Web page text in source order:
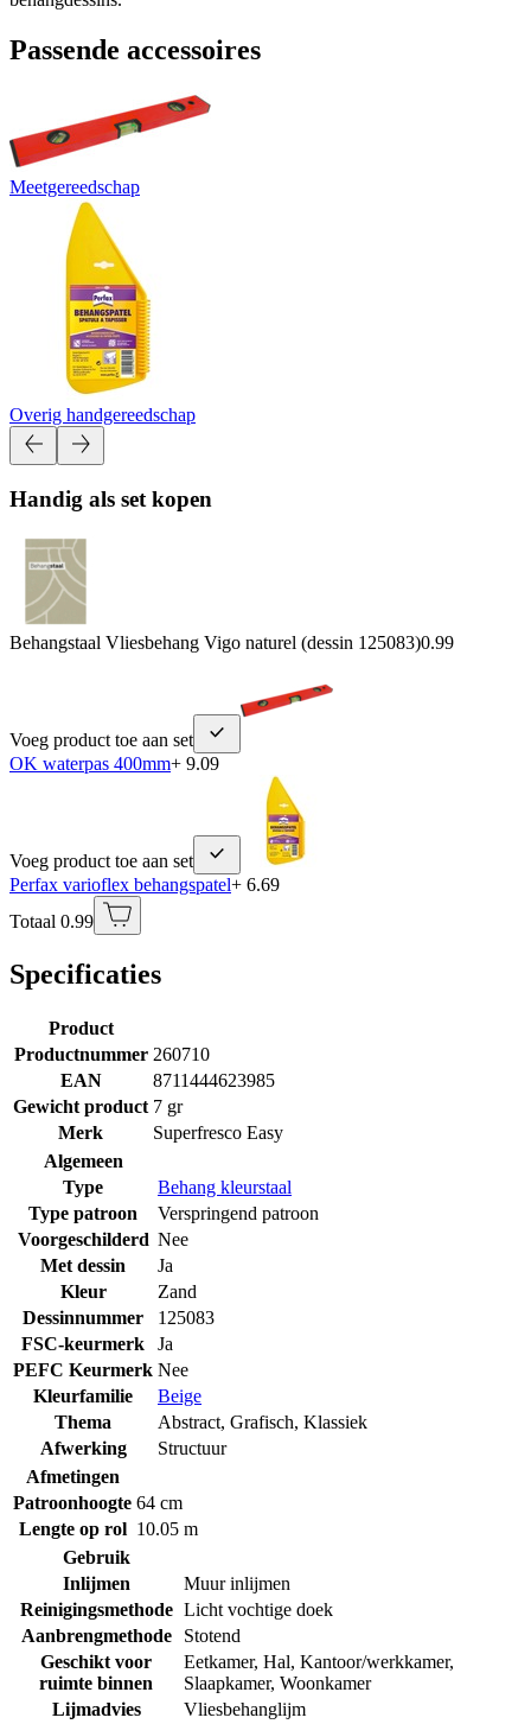
Passende accessoires
Meetgereedschap
Overig handgereedschap
Handig als set kopen
Behangstaal Vliesbehang Vigo naturel (dessin 125083)0.99
Voeg product toe aan set
OK waterpas 400mm+ 9.09
Voeg product toe aan set
Perfax varioflex behangspatel+ 6.69
Totaal 0.99
Specificaties
Product
Productnummer 260710
EAN
8711444623985
Gewicht product 7 gr
Merk
Superfresco Easy
Algemeen
Type
Behang kleurstaal
Type patroon
Verspringend patroon
Voorgeschilderd Nee
Met dessin
Ja
Kleur
Zand
Dessinnummer
125083
FSC-keurmerk
Ja
PEFC Keurmerk Nee
Kleurfamilie
Beige
Thema
Abstract, Grafisch, Klassiek
Afwerking
Structuur
Afmetingen
Patroonhoogte 64 cm
Lengte op rol 10.05 m
Gebruik
Inlijmen
Muur inlijmen
Reinigingsmethode Licht vochtige doek
Aanbrengmethode
Stotend
Geschikt voor
ruimte binnen
Eetkamer, Hal, Kantoor/werkkamer,
Slaapkamer, Woonkamer
Lijmadvies
Vliesbehanglijm